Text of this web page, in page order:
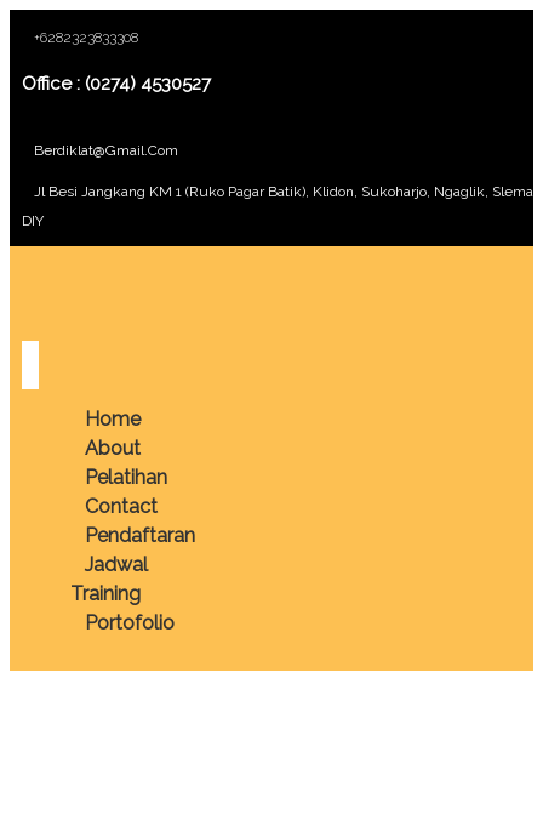
+6282323833308
Office : (0274) 4530527
Berdiklat@gmail.com
Jl Besi Jangkang KM 1 (Ruko Pagar Batik), Klidon, Sukoharjo, Ngaglik,
DIY
Home
About
Pelatihan
Contact
Pendaftaran
Jadwal
Training
Portofolio